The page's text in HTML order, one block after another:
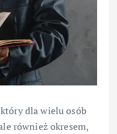
dla wielu osób
również okresem,